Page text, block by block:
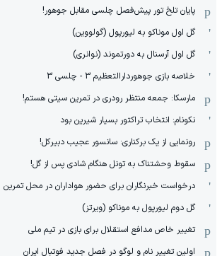
پایان تلخ تور پیش‌فصل چلسی مقابل جوهور!
گل اول موناکو به لیورپول (گولووین)
گل اول آرسنال به دورتموند (نوانری)
خلاصه بازی جوهوردارالتعظیم 3 - چلسی 3
مارسکا: جمعه منتظر رودری در تمرین سیتی هستم!
نکونام: انتخاب تراکتور بسیار شیرین بود
رونمایی از یک برکناری: سانسور عجیب دبیرکل!
سقوط وحشتناک به تونل هنگام شادی پس از گل!
درخواست خبرنگاران برای حضور هواداران در محل تمرین
گل دوم لیورپول به موناکو (ویرتز)
تغییر خاص مدافع استقلال برای بازی در تیم ملی
اولین تغییر نام و لوگو در فصل جدید فوتبال ایران